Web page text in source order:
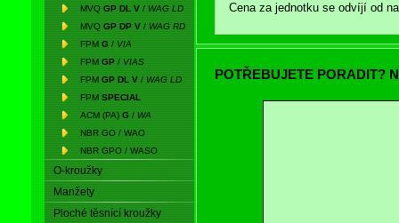
MVQ GP DL V / WAG LD
MVQ GP DP V / WAG RD
FPM G / VIA
FPM GP / VIAS
FPM GP DL V / WAG LD
FPM SPECIAL
ACM (PA) G / WA
NBR GO / WAO
NBR GPO / WASO
O-kroužky
Manžety
Ploché těsnící kroužky
Cena za jednotku se odvíjí od
POTŘEBUJETE PORADIT?